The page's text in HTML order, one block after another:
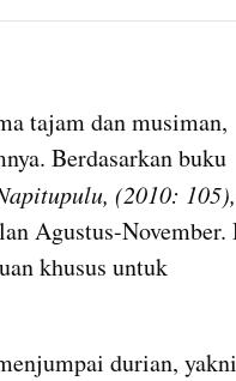
tajam dan musiman,
Berdasarkan buku
Agustus-November.
khusus untuk
durian, yakni